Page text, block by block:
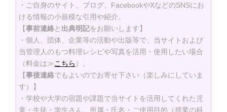
・ご自身のサイト、ブログ、FacebookやXなどのSNSにお
ける情報の小規模な引用や紹介。
【事前連絡と 出典明記をお願いします】
・個人、団体、企業等の活動や出版等で、当サイトおよび
当管理人のもつ料理レシピや写真を活用・使用したい場合
（料金は≫こちら ）。
【事後連絡でもよいのでお寄せ下さい（楽しみにしていま
す）】
・学校や大学の宿題や課題で当サイトを活用してくれた児
童・生徒・学生さん。所属・氏名・ご使用目的（授業の科